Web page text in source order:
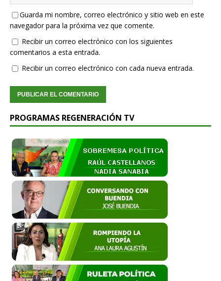
Guarda mi nombre, correo electrónico y sitio web en este
navegador para la próxima vez que comente.
Recibir un correo electrónico con los siguientes
comentarios a esta entrada.
Recibir un correo electrónico con cada nueva entrada.
PROGRAMAS REGENERACIÓN TV